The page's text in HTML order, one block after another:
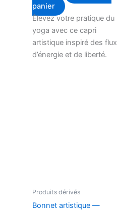
panier
Élevez votre pratique du
yoga avec ce capri
artistique inspiré des flux
d’énergie et de liberté.
Produits dérivés
Bonnet artistique —